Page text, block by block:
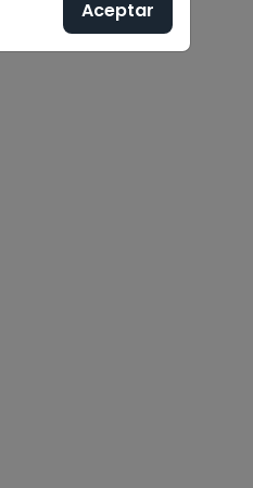
Aceptar